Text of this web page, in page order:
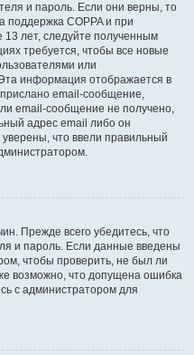
и пароль. Если они верны, то
поддержка COPPA и при
13 лет, следуйте полученным
требуется, чтобы все новые
или
информация отображается в
email-сообщение,
email-сообщение не получено,
адрес email либо он
что ввели правильный
Прежде всего убедитесь, что
и пароль. Если данные введены
чтобы проверить, не был ли
возможно, что допущена ошибка
с администратором для